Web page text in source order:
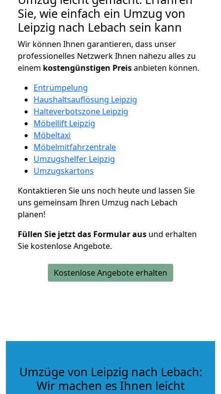
Sie, wie einfach ein Umzug von
Leipzig nach Lebach sein kann
Wir können Ihnen garantieren, dass unser
professionelles Netzwerk Ihnen nahezu alles zu
einem kostengünstigen Preisanbieten können.
Entrümpelung
Haushaltsauflösung Leipzig
Halteverbotszone Leipzig
Möbellift Leipzig
Möbeltaxi
Möbelmitfahrzentrale
Umzugshelfer Leipzig
Umzugskartons
Kontaktieren Sie uns noch heute und lassen Sie
uns gemeinsam Ihren Umzug nach Lebach
planen!
Füllen Sie jetzt das Formular aus und erhalten
Sie kostenlose Angebote.
Kostenlose Angebote erhalten
Umzüge von Leipzig nach Lebach:
Wir machen es Ihnen leicht